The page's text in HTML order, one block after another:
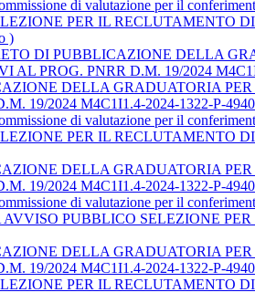
di valutazione per il
PER IL RECLUTAMENTO DI
)
DI PUBBLICAZIONE DELLA
AL PROG. PNRR D.M. 19/2024
DELLA GRADUATORIA
19/2024 M4C1I1.4-2024-1322-P-
di valutazione per il
PER IL RECLUTAMENTO DI
DELLA GRADUATORIA
19/2024 M4C1I1.4-2024-1322-P-
di valutazione per il
PUBBLICO SELEZIONE PER
DELLA GRADUATORIA
19/2024 M4C1I1.4-2024-1322-P-
PER IL RECLUTAMENTO DI